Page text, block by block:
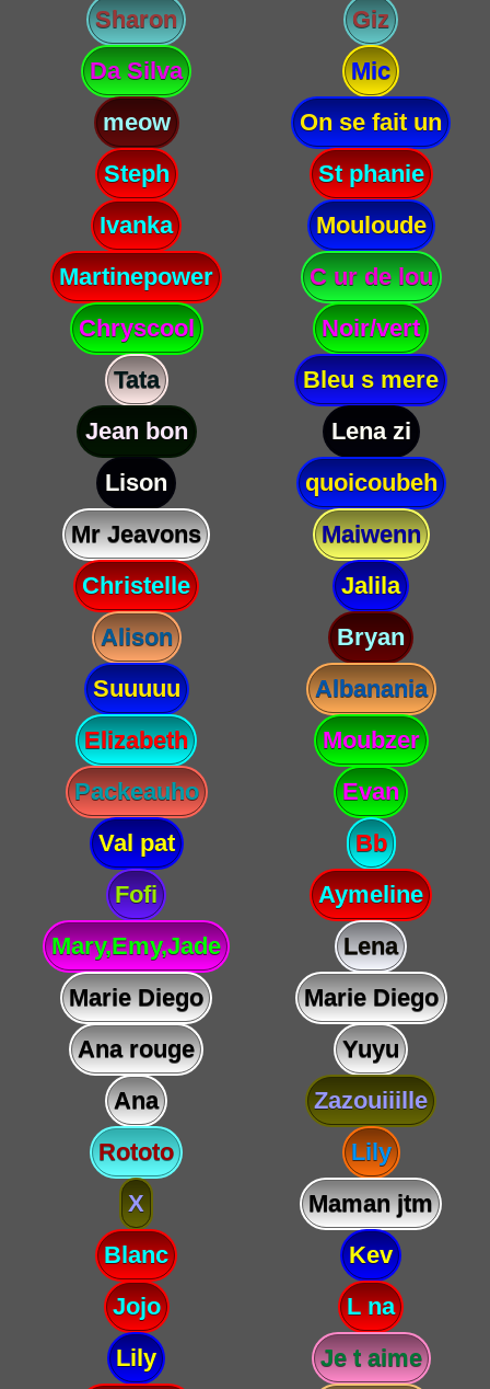
Sharon
Giz
Da Silva
Mic
meow
On se fait un
Steph
St phanie
Ivanka
Mouloude
Martinepower
C ur de lou
Chryscool
Noir/vert
Tata
Bleu s mere
Jean bon
Lena zi
Lison
quoicoubeh
Mr Jeavons
Maiwenn
Christelle
Jalila
Alison
Bryan
Suuuuu
Albanania
Elizabeth
Moubzer
Packeauho
Evan
Val pat
Bb
Fofi
Aymeline
Mary,Emy,Jade
Lena
Marie Diego
Marie Diego
Ana rouge
Yuyu
Ana
Zazouiiille
Rototo
Lily
X
Maman jtm
Blanc
Kev
Jojo
L na
Lily
Je t aime